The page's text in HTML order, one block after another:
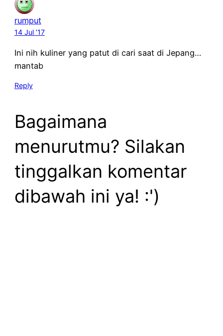
rumput
14 Jul ’17
Ini nih kuliner yang patut di cari saat di Jepang…
mantab
Reply
Bagaimana
menurutmu? Silakan
tinggalkan komentar
dibawah ini ya! :')